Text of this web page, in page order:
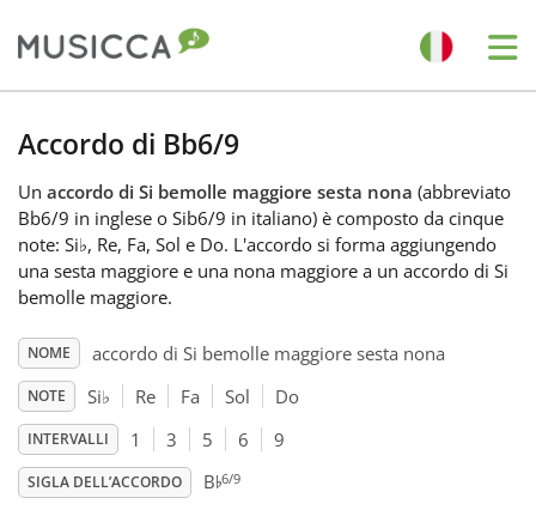
Български
Dansk
Deutsch
English
Accordo di Bb6/9
Un accordo di Si bemolle maggiore sesta nona (abbreviato
Bb6/9 in inglese o Sib6/9 in italiano) è composto da cinque
note: Si♭, Re, Fa, Sol e Do. L'accordo si forma aggiungendo
una sesta maggiore e una nona maggiore a un accordo di Si
bemolle maggiore.
NOME accordo di Si bemolle maggiore sesta nona
NOTE Si♭ Re Fa Sol Do
INTERVALLI 1 3 5 6 9
SIGLA DELL’ACCORDO B♭6/9